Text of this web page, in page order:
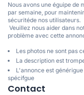
Nous avons une éguipe de
par semaine, pour
sécuritéde nos utilisateurs.
Veuillez nous aider dans
problème avec cette
Les photos ne sont pas
La description est
L'annonce est
spécifgue
Contact